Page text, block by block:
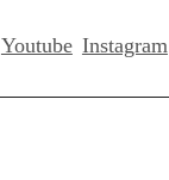
Youtube Instagram